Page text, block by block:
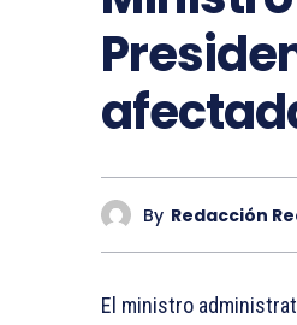
By Redacción
El ministro